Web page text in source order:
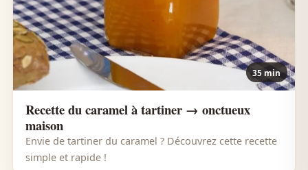
35 min
Recette du caramel à tartiner → onctueux
maison
Envie de tartiner du caramel ? Découvrez cette recette
simple et rapide !